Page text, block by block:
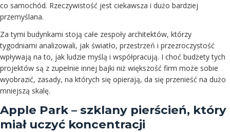
co samochód. Rzeczywistość jest ciekawsza i dużo bardziej
przemyślana.
Za tymi budynkami stoją całe zespoły architektów, którzy
tygodniami analizowali, jak światło, przestrzeń i przezroczystość
wpływają na to, jak ludzie myślą i współpracują. I choć budżety tych
projektów są z zupełnie innej bajki niż większość firm może sobie
wyobrazić, zasady, na których się opierają, da się przenieść na dużo
mniejszą skalę.
Apple Park – szklany pierścień, który
miał uczyć koncentracji